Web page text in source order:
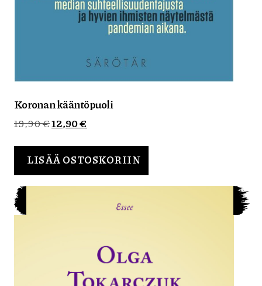
Koronan kääntöpuoli
19,90€Alkuperäinen
oli:
19,90 €.
12,90€
12,90 €.
LISÄÄ OSTOSKORIIN